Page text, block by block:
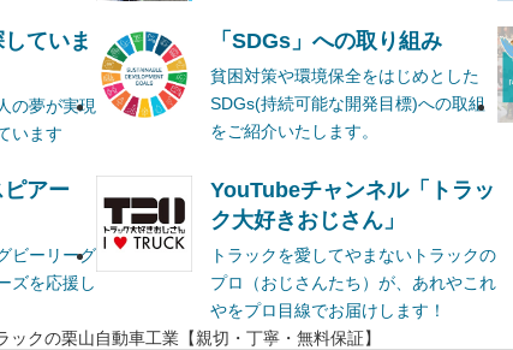
ていま
の夢が実現
います
「SDGs」への取り組み
貧困対策や環境保全をはじめとした
SDGs(持続可能な開発目標)への取組
をご紹介いたします。
アー
ビーリーグ
ズを応援し
YouTubeチャンネル「トラッ
ク大好きおじさん」
トラックを愛してやまないトラックの
プロ（おじさんたち）が、あれやこれ
やをプロ目線でお届けします！
ックの栗山自動車工業【親切・丁寧・無料保証】